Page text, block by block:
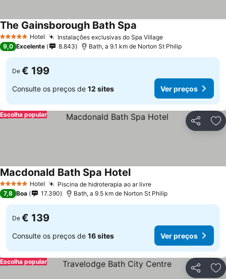
5 Estrelas Hotel Instalações exclusivas do Spa Village
The Gainsborough Bath Spa
9,0 Excelente 8.843 Bath, a 9.1 km de Norton St Philip
De € 199
Consulte os preços de 12 sites Ver preços
Partilhar
Escolha popular
5 Estrelas Hotel Piscina de hidroterapia ao ar livre
Macdonald Bath Spa Hotel
7,8 Boa 17.390 Bath, a 9.5 km de Norton St Philip
De € 139
Consulte os preços de 16 sites Ver preços
Partilhar
Escolha popular